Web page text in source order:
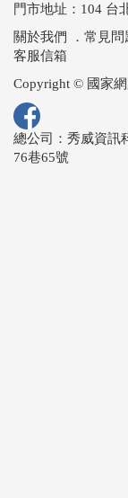
門市地址：104 台
關於我們 ． 常見問
客服信箱
Copyright © 國家
總公司：秀威資訊
76巷65號